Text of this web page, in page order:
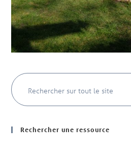
Rechercher une ressource